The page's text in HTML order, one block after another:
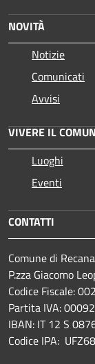
NOVITÀ
Notizie
Comunicati
Avvisi
VIVERE IL
Luoghi
Eventi
CONTATTI
Comune di
P.zza Giacomo
Codice Fiscale:
Partita IVA:
IBAN: IT 12 S
Codice IPA: